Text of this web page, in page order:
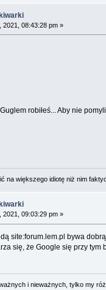
2021, 08:43:28 pm »
robiłeś... Aby nie
na większego idiotę niż nim
2021, 09:03:29 pm »
site:forum.lem.pl bywa
się, że Google się przy
i nieważnych, tylko my